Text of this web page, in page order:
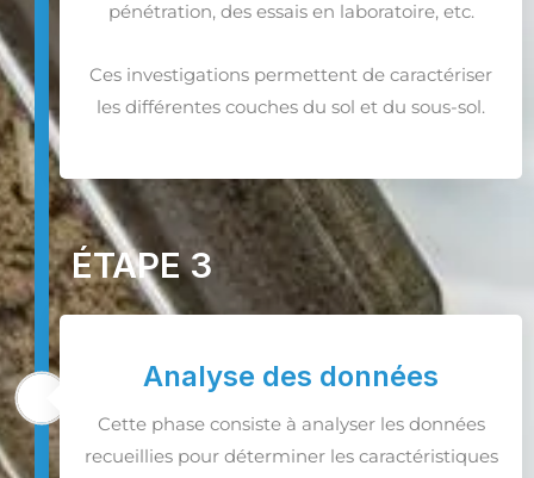
pénétration, des essais en laboratoire, etc.
Ces investigations permettent de caractériser
les différentes couches du sol et du sous-sol.
ÉTAPE 3
Analyse des données
Cette phase consiste à analyser les données
recueillies pour déterminer les caractéristiques